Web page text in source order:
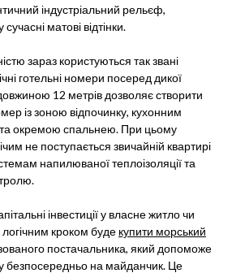
індустріальний рельєф,
матові відтінки.
зараз користуються так звані
готельні номери посеред дикої
12 метрів дозволяє створити
із зоною відпочинку, кухонним
та окремою спальнею. При цьому
не поступається звичайній квартирі
напилюваної теплоізоляції та
інвестиції у власне житло чи
кроком буде купити морський
постачальника, який допоможе
безпосередньо на майданчик. Це